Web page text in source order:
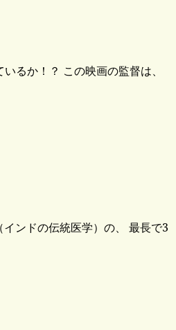
るか！？ この映画の監督は、
ンドの伝統医学）の、 最長で3